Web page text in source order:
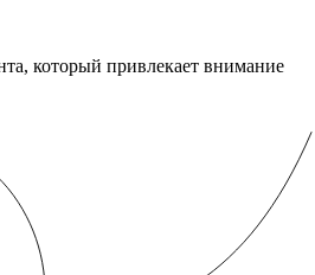
который привлекает внимание